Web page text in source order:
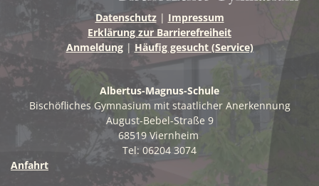
Datenschutz | Impressum
Erklärung zur Barrierefreiheit
Anmeldung | Häufig gesucht (Service)
Albertus-Magnus-Schule
Bischöfliches Gymnasium mit staatlicher Anerkennung
August-Bebel-Straße 9
68519 Viernheim
Tel: 06204 3074
Anfahrt